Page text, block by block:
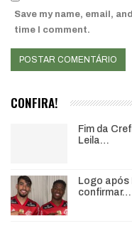
Save my name, email,
time I comment.
CONFIRA!
Fim da
Leila…
Logo após
confirmar…